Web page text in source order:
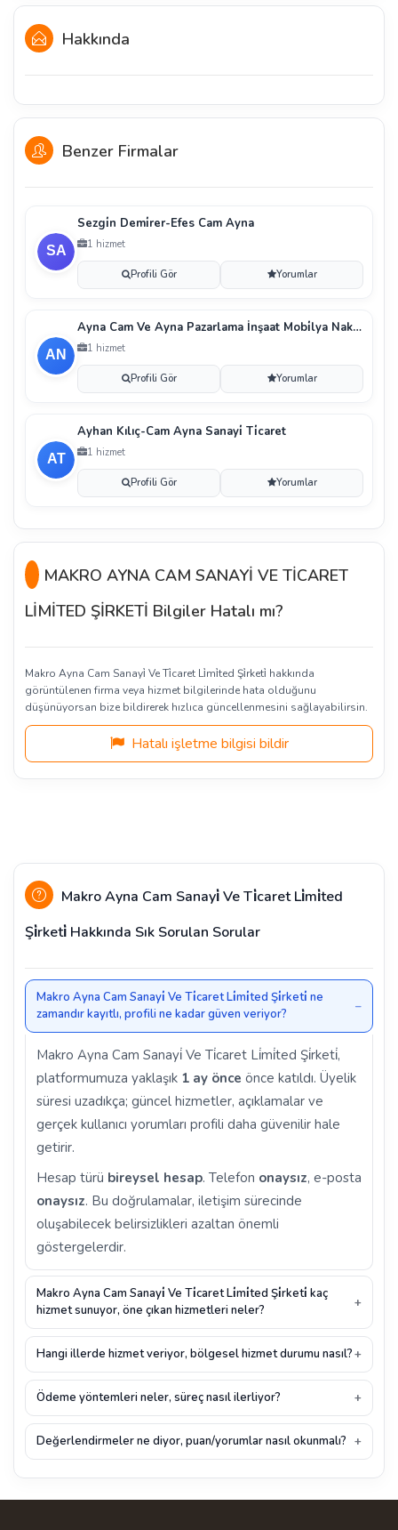
Hakkında
Benzer Firmalar
Sezgi̇n Demi̇rer-Efes Cam Ayna
1 hizmet
Profili Gör Yorumlar
Ayna Cam Ve Ayna Pazarlama İnşaat Mobi̇lya Nakli̇yat
1 hizmet
Profili Gör Yorumlar
Ayhan Kılıç-Cam Ayna Sanayi̇ Ti̇caret
1 hizmet
Profili Gör Yorumlar
MAKRO AYNA CAM SANAYİ VE TİCARET
LİMİTED ŞİRKETİ Bilgiler Hatalı mı?
Makro Ayna Cam Sanayi̇ Ve Ti̇caret Li̇mi̇ted Şi̇rketi̇ hakkında
görüntülenen firma veya hizmet bilgilerinde hata olduğunu
düşünüyorsan bize bildirerek hızlıca güncellenmesini sağlayabilirsin.
Hatalı işletme bilgisi bildir
Makro Ayna Cam Sanayi̇ Ve Ti̇caret Li̇mi̇ted
Şi̇rketi̇ Hakkında Sık Sorulan Sorular
Makro Ayna Cam Sanayi̇ Ve Ti̇caret Li̇mi̇ted Şi̇rketi̇ ne
zamandır kayıtlı, profili ne kadar güven veriyor?
Makro Ayna Cam Sanayi̇ Ve Ti̇caret Li̇mi̇ted Şi̇rketi̇,
platformumuza yaklaşık 1 ay önce önce katıldı. Üyelik
süresi uzadıkça; güncel hizmetler, açıklamalar ve
gerçek kullanıcı yorumları profili daha güvenilir hale
getirir.
Hesap türü bireysel hesap. Telefon onaysız, e-posta
onaysız. Bu doğrulamalar, iletişim sürecinde
oluşabilecek belirsizlikleri azaltan önemli
göstergelerdir.
Makro Ayna Cam Sanayi̇ Ve Ti̇caret Li̇mi̇ted Şi̇rketi̇ kaç
hizmet sunuyor, öne çıkan hizmetleri neler?
Hangi illerde hizmet veriyor, bölgesel hizmet durumu nasıl?
Ödeme yöntemleri neler, süreç nasıl ilerliyor?
Değerlendirmeler ne diyor, puan/yorumlar nasıl okunmalı?